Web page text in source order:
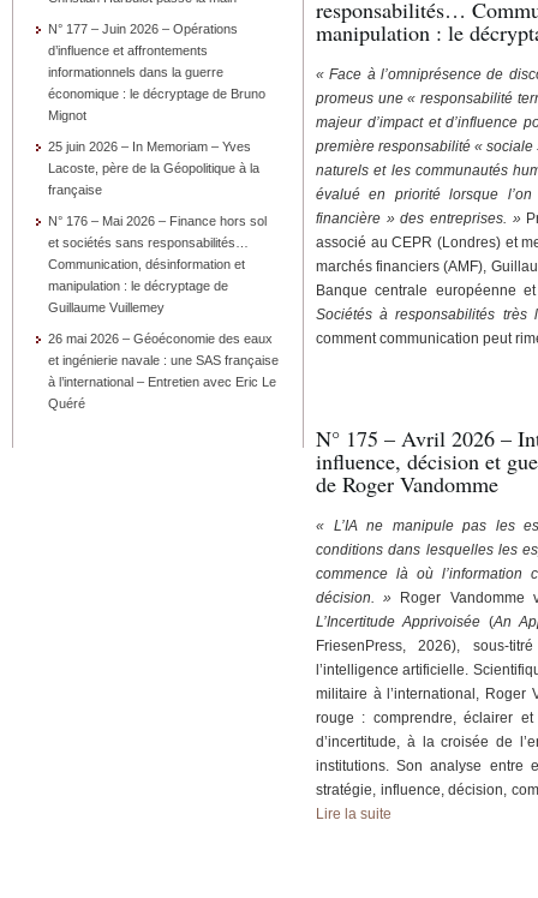
N° 177 – Juin 2026 – Opérations
d’influence et affrontements
informationnels dans la guerre
économique : le décryptage de Bruno
Mignot
25 juin 2026 – In Memoriam – Yves
Lacoste, père de la Géopolitique à la
française
N° 176 – Mai 2026 – Finance hors sol
et sociétés sans responsabilités…
Communication, désinformation et
manipulation : le décryptage de
Guillaume Vuillemey
26 mai 2026 – Géoéconomie des eaux
et ingénierie navale : une SAS française
à l’international – Entretien avec Eric Le
Quéré
responsabilités…
manipulation : le
« Face à l’omniprésence de
promeus une « responsabilité
majeur d’impact et d’influence
première responsabilité « so­ciale
naturels et les communau­tés
évalué en priorité lorsque
financière » des entreprises. »
associé au CEPR (Londres) et
marchés financiers (AMF),
Banque centrale eu­ropéenne
Sociétés à responsa­bilités très
comment communica­tion peut
N° 175 – Avril 2026 –
influence, décision et
de Roger Vandomme
« L’IA ne manipule pas les
conditions dans lesquelles les
commence là où l’information
décision. » Roger
L’Incertitude Appri­voisée (An
FriesenPress, 2026), sous-
l’intelligence arti­ficielle.
militaire à l’in­ternational, Roger
rouge : comprendre, éclairer
d’incer­titude, à la croisée de
institu­tions. Son analyse entre
stratégie, influence, décision,
Lire la suite